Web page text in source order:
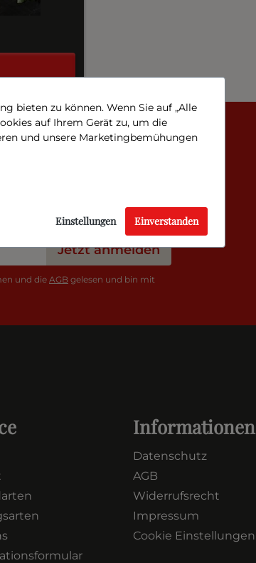
undNutzungsbedingungen.
Jetzt anmelden
und die AGB gelesen und bin mit
Informationen
Datenschutz
AGB
Widerrufsrecht
Impressum
Cookie Einstellungen
bieten zu können. Wenn Sie auf „Alle
auf Ihrem Gerät zu, um die
und unsere Marketingbemühungen
Einstellungen Einverstanden